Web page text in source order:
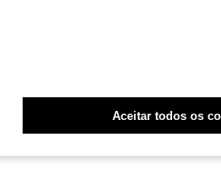
Aceitar todos os